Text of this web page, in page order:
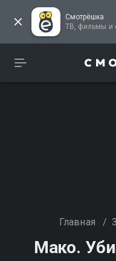
Смотрёшка
Главная /
Мако.